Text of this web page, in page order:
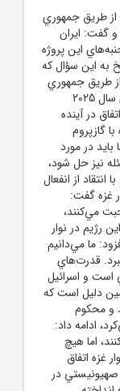
از طريق جمهوري
و گفت: ايران
اين پروژه
به اين سؤال که
طريق جمهوري
آذربايجان را آغاز کرد؟ و آيا اين امر قبل از پايان سال 2025
در آينده
گازپروم
در مورد
نيز حل شود،
از انفعال
غزه گفت:
مي‌کنند،
رژيم در نوار
ما مي‌دانيم
قدرت‌هاي
و اسرائيل
دليل است که
و محکوم
ادامه داد:
اما هيچ
غزه اتفاق
صهيونيستي در